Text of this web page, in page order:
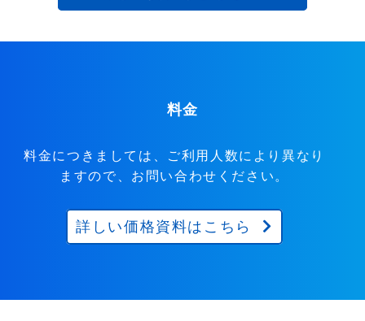
料金
料金につきましては、ご利用人数により異なり
ますので、お問い合わせください。
詳しい価格資料はこちら